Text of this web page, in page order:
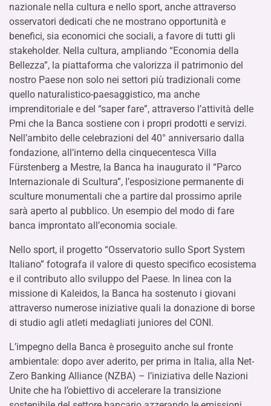
nazionale nella cultura e nello sport, anche attraverso
osservatori dedicati che ne mostrano opportunità e
benefici, sia economici che sociali, a favore di tutti gli
stakeholder. Nella cultura, ampliando “Economia della
Bellezza”, la piattaforma che valorizza il patrimonio del
nostro Paese non solo nei settori più tradizionali come
quello naturalistico-paesag­gistico, ma anche
imprenditoriale e del “saper fare”, attraverso l’attività delle
Pmi che la Banca sostiene con i propri prodotti e servizi.
Nell’ambito delle celebrazioni del 40° anniversario dalla
fondazione, all’interno della cinquecentesca Villa
Fürstenberg a Mestre, la Banca ha inaugurato il “Parco
Internazionale di Scultura”, l’esposizione permanente di
sculture monumentali che a partire dal prossimo aprile
sarà aperto al pubblico. Un esempio del modo di fare
banca improntato all’economia sociale.
Nello sport, il progetto “Osservatorio sullo Sport System
Italiano” fotografa il valore di questo specifico ecosistema
e il contributo allo sviluppo del Paese. In linea con la
missione di Kaleidos, la Banca ha sostenuto i giovani
attraverso numerose iniziative quali la donazione di borse
di studio agli atleti medagliati juniores del CONI.
L’impegno della Banca è proseguito anche sul fronte
ambientale: dopo aver aderito, per prima in Italia, alla Net-
Zero Banking Alliance (NZBA) – l’iniziativa delle Nazioni
Unite che ha l’obiettivo di accelerare la transizione